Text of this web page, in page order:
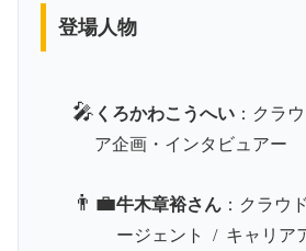
登場人物
🎤 くろかわこうへい ：クラ
ア企画・インタビュアー
👨‍💼牛木章裕さん
：クラウ
ージェント / キャリア